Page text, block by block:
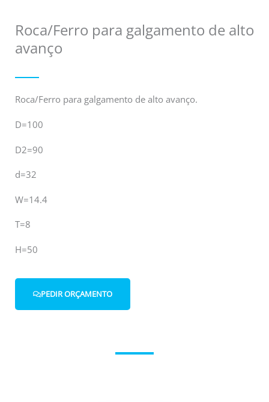
Roca/Ferro para galgamento de alto
avanço
Roca/Ferro para galgamento de alto avanço.
D=100
D2=90
d=32
W=14.4
T=8
H=50
PEDIR ORÇAMENTO